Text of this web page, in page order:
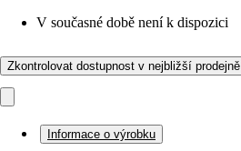
V současné době není k dispozici
Zkontrolovat dostupnost v nejbližší prodejně
Informace o výrobku